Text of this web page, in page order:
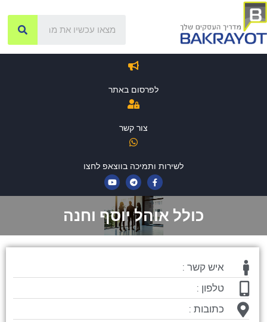
לפרסום באתר
צור קשר
לשירות ותמיכה בווצאפ לחצו
כולל אוהל יוסף וחנה
איש קשר :
טלפון :
כתובות :